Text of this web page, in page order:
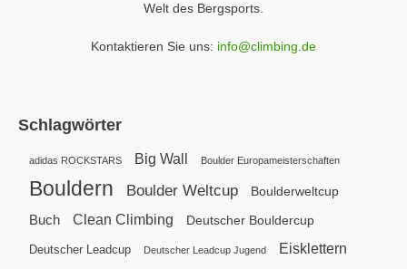
Welt des Bergsports.
Kontaktieren Sie uns: info@climbing.de
Schlagwörter
adidas ROCKSTARS Big Wall Boulder Europameisterschaften
Bouldern Boulder Weltcup Boulderweltcup
Buch Clean Climbing Deutscher Bouldercup
Deutscher Leadcup Deutscher Leadcup Jugend Eisklettern